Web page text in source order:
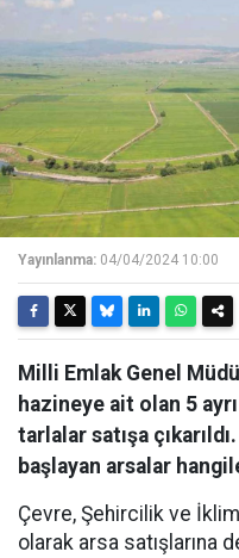
Yayınlanma: 04/04/2024 10:00
Milli Emlak Genel
hazineye ait olan 5
tarlalar satışa
başlayan arsalar
Çevre, Şehircilik ve İklim
olarak arsa satışlarına